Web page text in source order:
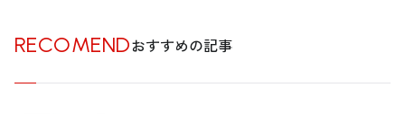
RECOMENDおすすめの記事